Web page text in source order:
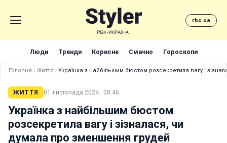
rbc.ua
Люди Тренди Корисне Смачно Гороскопи
Головна › Життя › Українка з найбільшим бюстом розсекретила вагу і
ЖИТТЯ 01 листопада 2024 · 08:46
Українка з найбільшим бюстом
розсекретила вагу і зізналася, чи
думала про зменшення грудей